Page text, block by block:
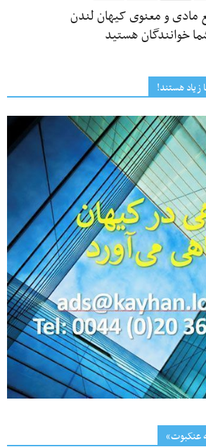
مادی و معنوی کیهان لندن
خوانندگان هستید
زیاد هستند!
عنکبوت»